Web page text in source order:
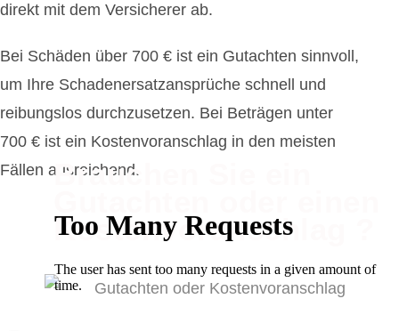
direkt mit dem Versicherer ab.
Bei Schäden über 700 € ist ein Gutachten sinnvoll,
um Ihre Schadenersatzansprüche schnell und
reibungslos durchzusetzen. Bei Beträgen unter
700 € ist ein Kostenvoranschlag in den meisten
Fällen ausreichend.
Brauchen Sie ein
Kostenvoranschlag ?